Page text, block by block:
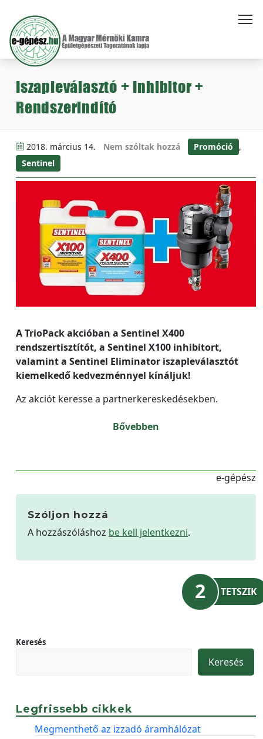
Iszapleválasztó + Inhibitor +
Rendszerindító
2018. március 14. Nem szóltak hozzá Promóció
,
Sentinel
A TrioPack akcióban a Sentinel X400
rendszertisztítót, a Sentinel X100 inhibitort,
valamint a Sentinel Eliminator iszapleválasztót
kiemelkedő kedvezménnyel kínáljuk!
Az akciót keresse a partnerkereskedésekben.
Bővebben
e-gépész
Szóljon hozzá
A hozzászóláshoz be kell jelentkezni.
2 TETSZIK
Keresés
Keresés
Legfrissebb cikkek
Megmenthető az izzadó áramhálózat